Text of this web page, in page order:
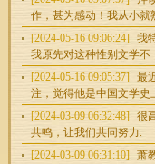
作，甚为感动！我从小就
[2024-05-16 09:06:24]
我
我原先对这种性别文学不
[2024-05-16 09:05:37]
最
注，觉得他是中国文学史
[2024-03-09 06:32:48]
很
共鸣，让我们共同努力.
[2024-03-09 06:31:10]
萧